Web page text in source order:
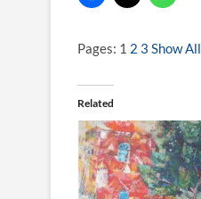
Pages: 1 2 3 Show All
Related